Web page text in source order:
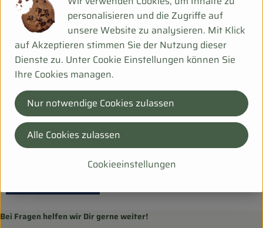
Produktdatenblatt
Herkunft
Hersteller: Weiling
Italien
bioladen
Bei Fragen helfen wir Dir gerne weiter!
personalisieren und die Zugriffe auf
unsere Website zu analysieren. Mit Klick
auf Akzeptieren stimmen Sie der Nutzung dieser
Dienste zu. Unter Cookie Einstellungen können Sie
Ihre Cookies managen.
Cookieeinstellungen
Nur notwendige Cookies zulassen
Alle Cookies zulassen